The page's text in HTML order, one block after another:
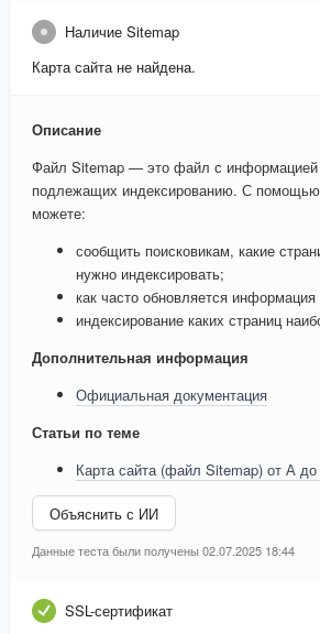
Наличие Sitemap
Карта сайта не найдена.
Описание
Файл Sitemap — это файл с информацией
подлежащих индексированию. С
можете:
сообщить поисковикам, какие
нужно индексировать;
как часто обновляется информация
индексирование каких страниц
Дополнительная информация
Официальная документация
Статьи по теме
Карта сайта (файл Sitemap) от А
Объяснить с ИИ
Данные теста были получены 02.07.2025 18:44
SSL-сертификат